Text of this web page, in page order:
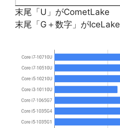
末尾「U」がCometLake
末尾「G＋数字」がIceLake